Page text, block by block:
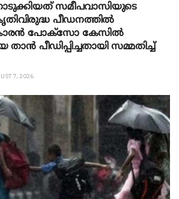
സമീപവാസിയുടെ
പീഡനത്തിൽ
കാരൻ പോക്സോ കേസിൽ
താൻ പീഡിപ്പിച്ചതായി സമ്മതിച്ച്
7, 2026